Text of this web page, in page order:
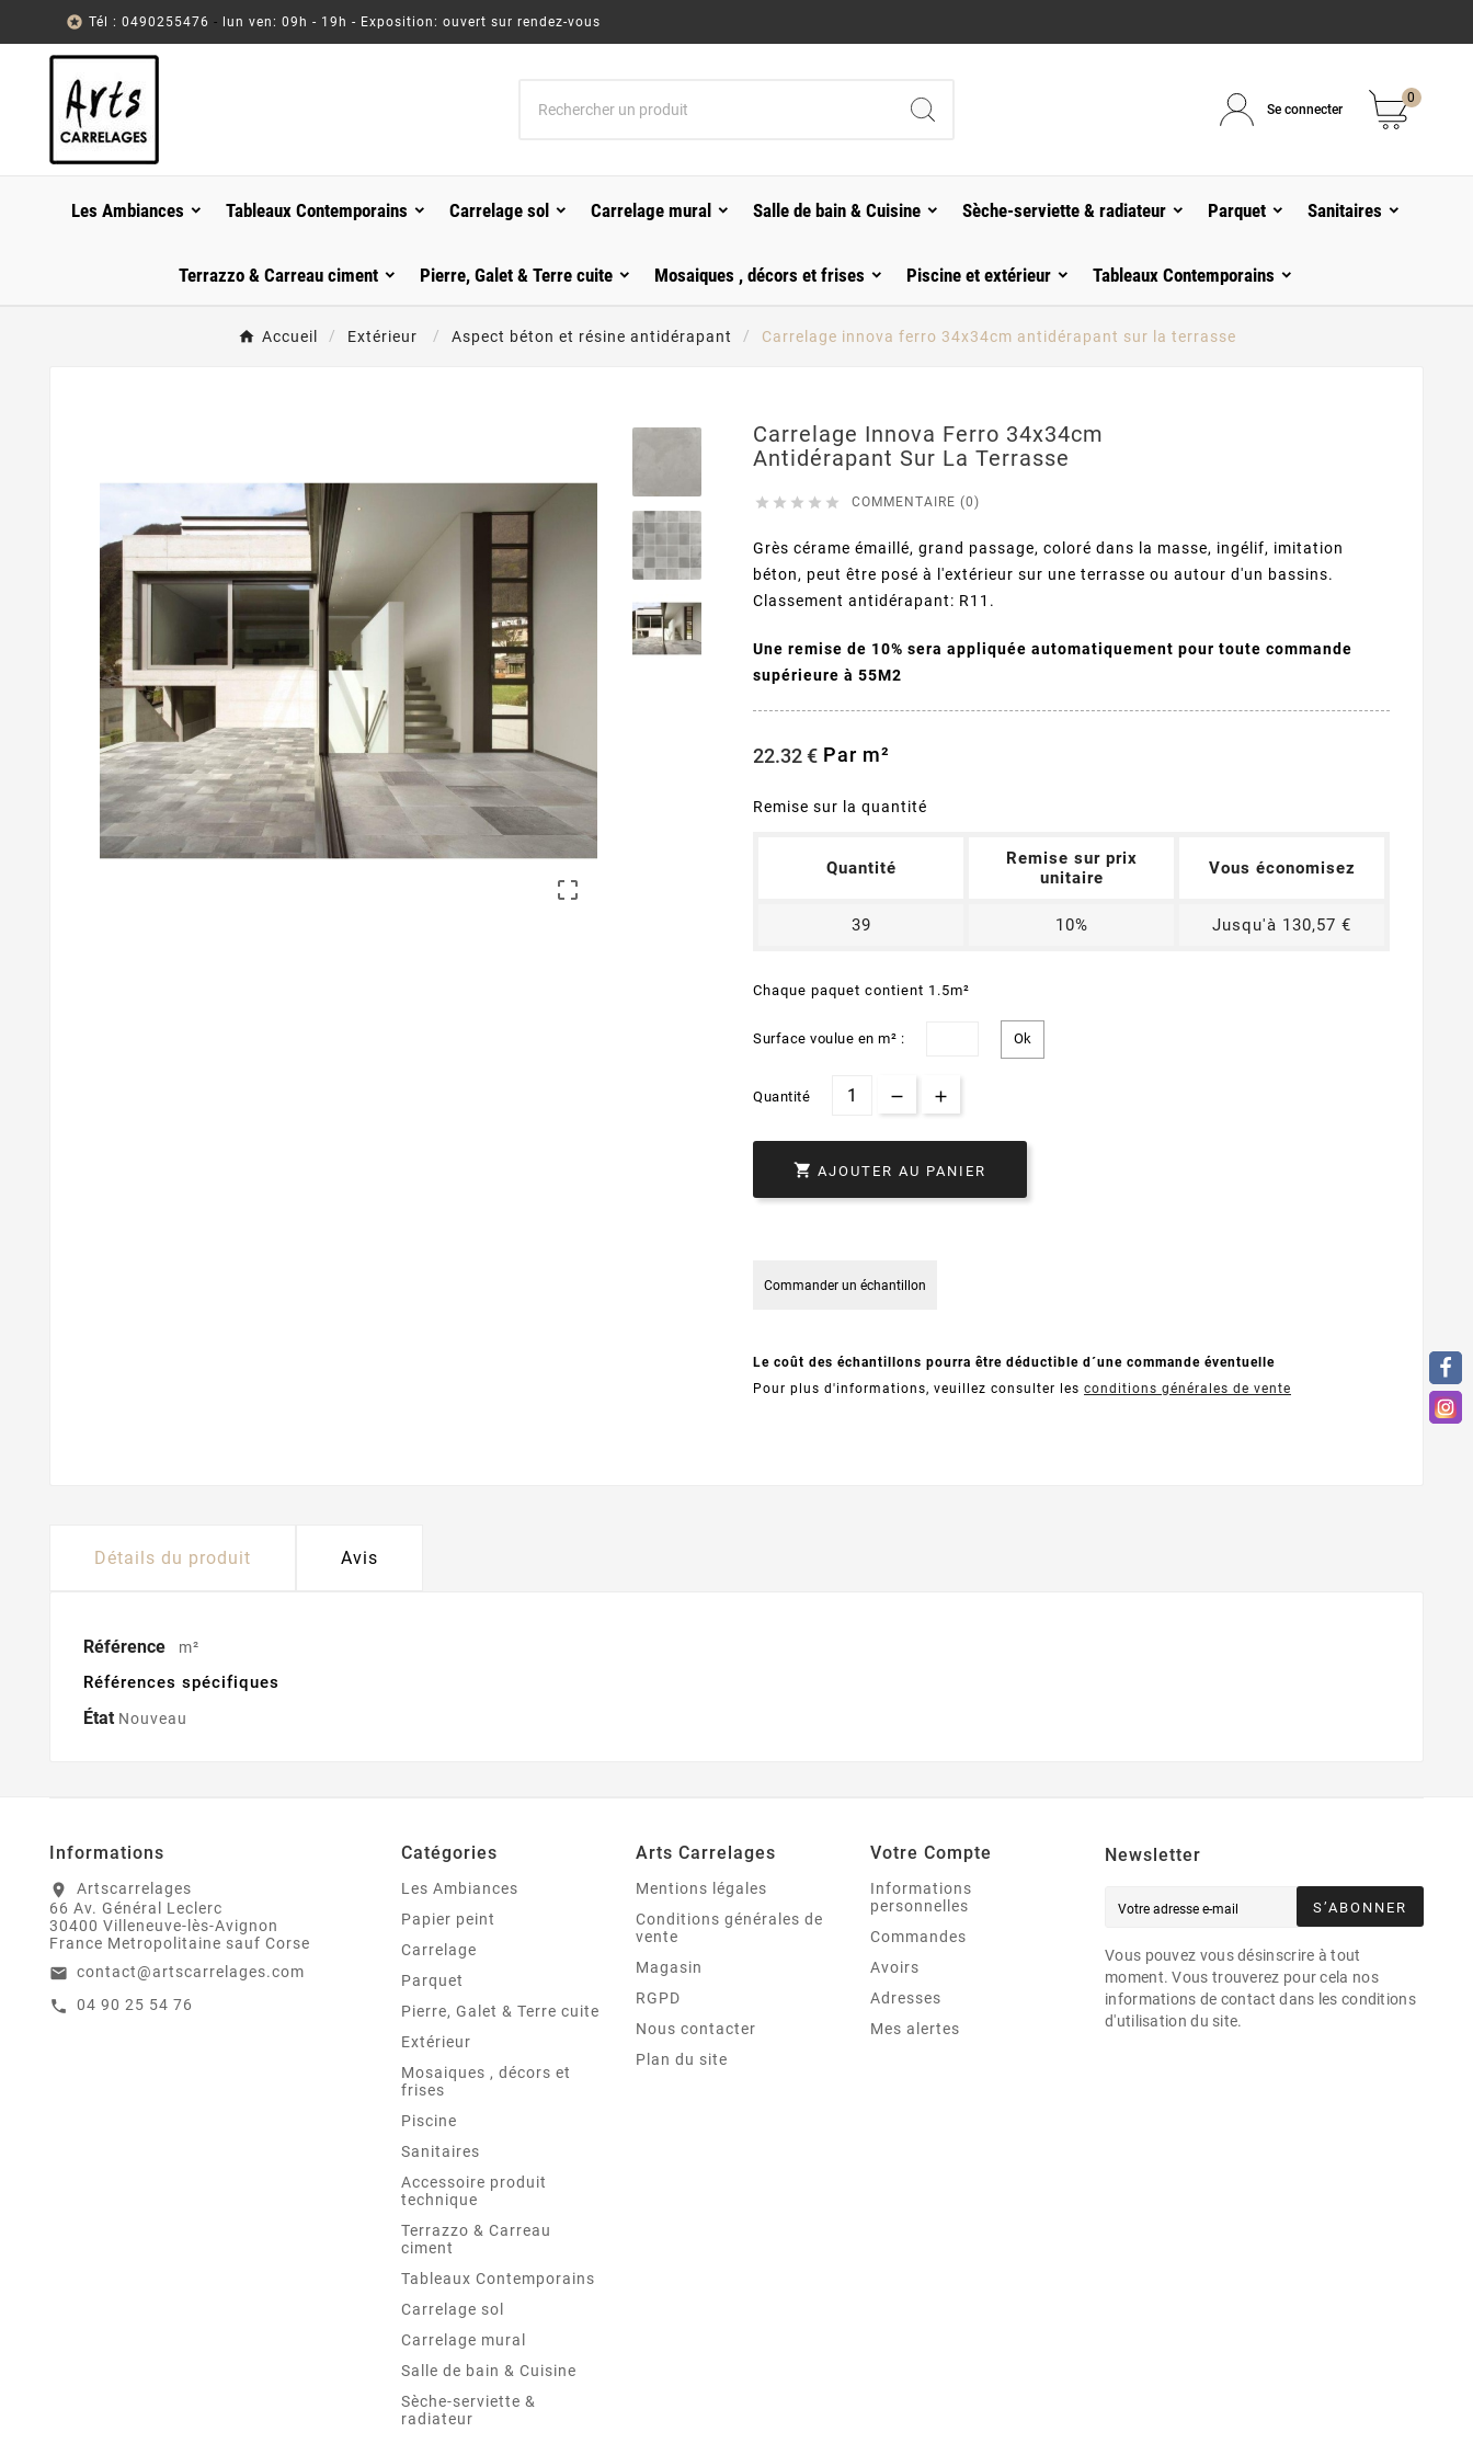
 Tél : 0490255476 - lun ven: 09h - 19h - Exposition: ouvert sur rendez-vous
Se connecter
0
Les Ambiances Tableaux Contemporains Carrelage sol Carrelage mural Salle de bain & Cuisine Sèche-serviette & radiateur Parquet Sanitaires
Terrazzo & Carreau ciment Pierre, Galet & Terre cuite Mosaiques , décors et frises Piscine et extérieur Tableaux Contemporains
Accueil Extérieur Aspect béton et résine antidérapant Carrelage innova ferro 34x34cm antidérapant sur la terrasse

Carrelage Innova Ferro 34x34cm
Antidérapant Sur La Terrasse
     COMMENTAIRE (0)
Grès cérame émaillé, grand passage, coloré dans la masse, ingélif, imitation
béton, peut être posé à l'extérieur sur une terrasse ou autour d'un bassins.
Classement antidérapant: R11.
Une remise de 10% sera appliquée automatiquement pour toute commande
supérieure à 55M2
22.32 € Par m²
Remise sur la quantité
Quantité
Remise sur prix
unitaire
Vous économisez
39 10% Jusqu'à 130,57 €
Chaque paquet contient 1.5m²
Surface voulue en m² :
Quantité
 AJOUTER AU PANIER
Commander un échantillon
Le coût des échantillons pourra être déductible d´une commande éventuelle
Pour plus d'informations, veuillez consulter les conditions générales de vente
Détails du produit Avis
Référence m²
Références spécifiques
État Nouveau
Informations
location_on
Artscarrelages
66 Av. Général Leclerc
30400 Villeneuve-lès-Avignon
France Metropolitaine sauf Corse
email contact@artscarrelages.com
call 04 90 25 54 76
Catégories
Les Ambiances
Papier peint
Carrelage
Parquet
Pierre, Galet & Terre cuite
Extérieur
Mosaiques , décors et
frises
Piscine
Sanitaires
Accessoire produit
technique
Terrazzo & Carreau
ciment
Tableaux Contemporains
Carrelage sol
Carrelage mural
Salle de bain & Cuisine
Sèche-serviette &
radiateur
Arts Carrelages
Mentions légales
Conditions générales de
vente
Magasin
RGPD
Nous contacter
Plan du site
Votre Compte
Informations
personnelles
Commandes
Avoirs
Adresses
Mes alertes
Newsletter
S’ABONNER
Vous pouvez vous désinscrire à tout
moment. Vous trouverez pour cela nos
informations de contact dans les conditions
d'utilisation du site.